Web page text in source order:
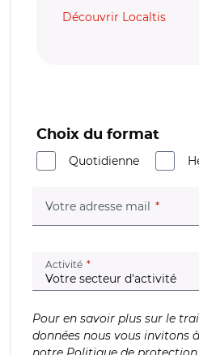
Découvrir Localtis
Choix du format
Quotidienne
Votre adresse mail
Activité (champ obligatoire)
Pour en savoir plus sur le
données nous vous invitons